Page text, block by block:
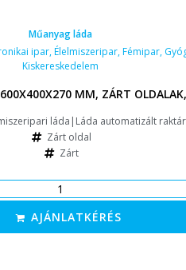
Műanyag láda
ipar,Élelmiszeripar,Fémipar,
Kiskereskedelem
MM, ZÁRT
láda|Láda automatizált
Zárt oldal
Zárt
AJÁNLATKÉRÉS